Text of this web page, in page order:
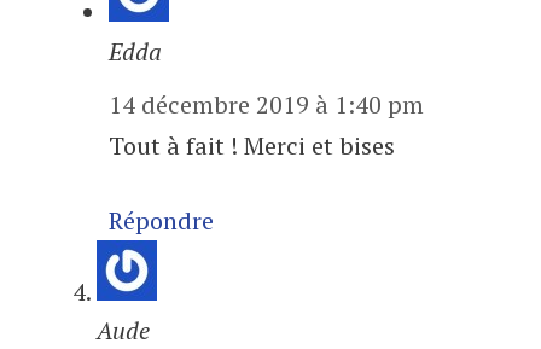
Edda
14 décembre 2019 à 1:40 pm
Tout à fait ! Merci et bises
Répondre
Aude